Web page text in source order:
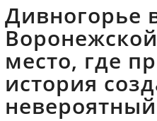
Дивногорье
место, где
история